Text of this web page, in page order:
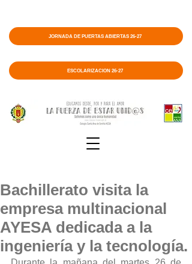
ESCOLARIZACIÓN 26-27
JORNADA DE PUERTAS ABIERTAS 26-27
Bachillerato visita la
empresa multinacional
AYESA dedicada a la
ingeniería y la tecnología.